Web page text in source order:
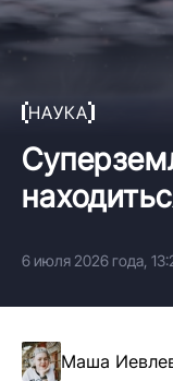
НАУКА
6 июля 2026 года,
Маша